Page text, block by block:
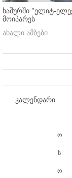
ხაშურში "ელიტ-
მოიპარეს
ახალი ამბები
კალენდარი
ო
ს
ო